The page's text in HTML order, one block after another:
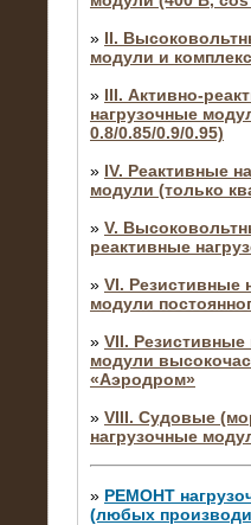
» II.
модули и
» III. Активно-
нагрузочные
0.8/0.85/0.9/0.95)
» IV. Реактивные
модули (только
» V.
реактивные
» VI. Резистивные
модули
» VII. Резистивные
модули
«Аэродром»
» VIII. Судовые
нагрузочные
» РЕМОНТ
(любых